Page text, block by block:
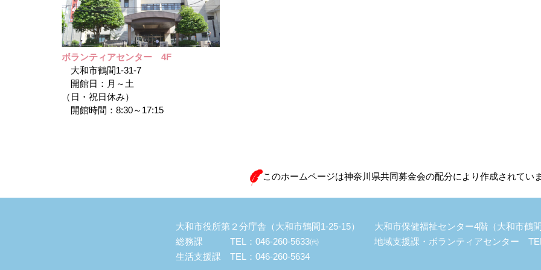
ボランティアセンター 4F
大和市鶴間1-31-7
開館日：月～土
（日・祝日休み）
開館時間：8:30～17:15
このホームページは神奈川県共同募金会の配分により作成されていま
大和市役所第２分庁舎（大和市鶴間1-25-15）
総務課 TEL：046-260-5633㈹
生活支援課 TEL：046-260-5634
大和市保健福祉センター4階（大和市鶴間
地域支援課・ボランティアセンター